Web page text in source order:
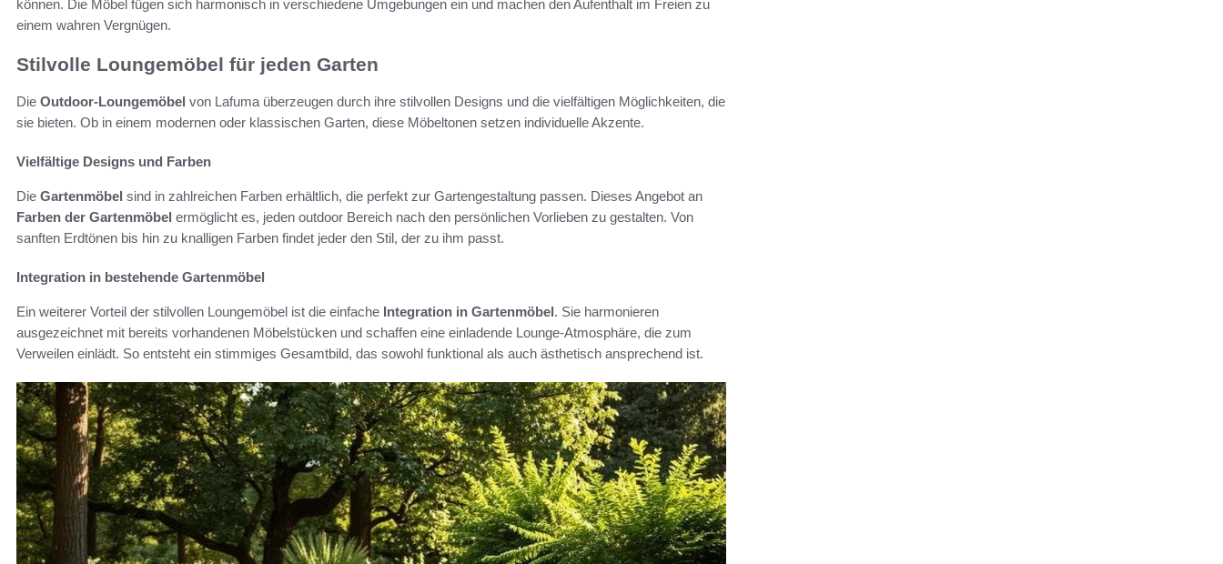
können. Die Möbel fügen sich harmonisch in verschiedene Umgebungen ein und machen den Aufenthalt im Freien zu
einem wahren Vergnügen.
Stilvolle Loungemöbel für jeden Garten
Die Outdoor-Loungemöbel von Lafuma überzeugen durch ihre stilvollen Designs und die vielfältigen Möglichkeiten, die
sie bieten. Ob in einem modernen oder klassischen Garten, diese Möbeltonen setzen individuelle Akzente.
Vielfältige Designs und Farben
Die Gartenmöbel sind in zahlreichen Farben erhältlich, die perfekt zur Gartengestaltung passen. Dieses Angebot an
Farben der Gartenmöbel ermöglicht es, jeden outdoor Bereich nach den persönlichen Vorlieben zu gestalten. Von
sanften Erdtönen bis hin zu knalligen Farben findet jeder den Stil, der zu ihm passt.
Integration in bestehende Gartenmöbel
Ein weiterer Vorteil der stilvollen Loungemöbel ist die einfache Integration in Gartenmöbel. Sie harmonieren
ausgezeichnet mit bereits vorhandenen Möbelstücken und schaffen eine einladende Lounge-Atmosphäre, die zum
Verweilen einlädt. So entsteht ein stimmiges Gesamtbild, das sowohl funktional als auch ästhetisch ansprechend ist.